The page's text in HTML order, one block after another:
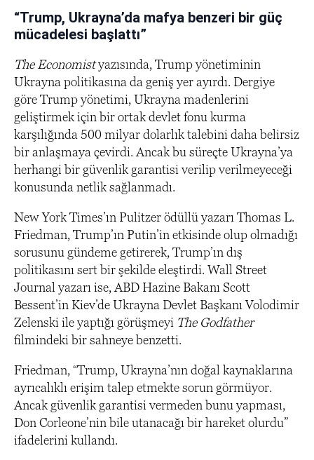
“Trump, Ukrayna’da mafya benzeri bir güç
mücadelesi başlattı”
The Economistyazısında, Trump yönetiminin
Ukrayna politikasına da geniş yer ayırdı. Dergiye
göre Trump yönetimi, Ukrayna madenlerini
geliştirmek için bir ortak devlet fonu kurma
karşılığında 500 milyar dolarlık talebini daha belirsiz
bir anlaşmaya çevirdi. Ancak bu süreçte Ukrayna’ya
herhangi bir güvenlik garantisi verilip verilmeyeceği
konusunda netlik sağlanmadı.
New York Times’ın Pulitzer ödüllü yazarı Thomas L.
Friedman, Trump’ın Putin’in etkisinde olup olmadığı
sorusunu gündeme getirerek, Trump’ın dış
politikasını sert bir şekilde eleştirdi. Wall Street
Journal yazarı ise, ABD Hazine Bakanı Scott
Bessent’in Kiev’de Ukrayna Devlet Başkanı Volodimir
Zelenski ile yaptığı görüşmeyi The Godfather
filmindeki bir sahneye benzetti.
Friedman, “Trump, Ukrayna’nın doğal kaynaklarına
ayrıcalıklı erişim talep etmekte sorun görmüyor.
Ancak güvenlik garantisi vermeden bunu yapması,
Don Corleone’nin bile utanacağı bir hareket olurdu”
ifadelerini kullandı.